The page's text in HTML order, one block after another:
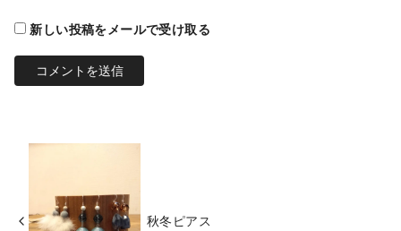
新しい投稿をメールで受け取る
秋冬ピアス